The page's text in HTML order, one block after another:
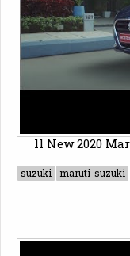
ll New 2020
suzuki maruti-suzuki